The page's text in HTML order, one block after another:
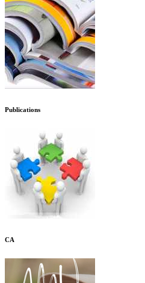
Publications
CA